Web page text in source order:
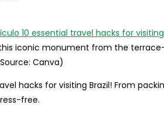
iconic monument from the
Canva)
hacks for visiting Brazil! From
free.